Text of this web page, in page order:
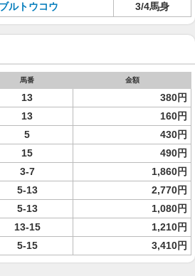
ルトウコウ 3/4馬身
馬番 金額
13 380円
13
160円
5
430円
15
490円
3-7
1,860円
5-13 2,770円
5-13
1,080円
13-15
1,210円
5-15
3,410円